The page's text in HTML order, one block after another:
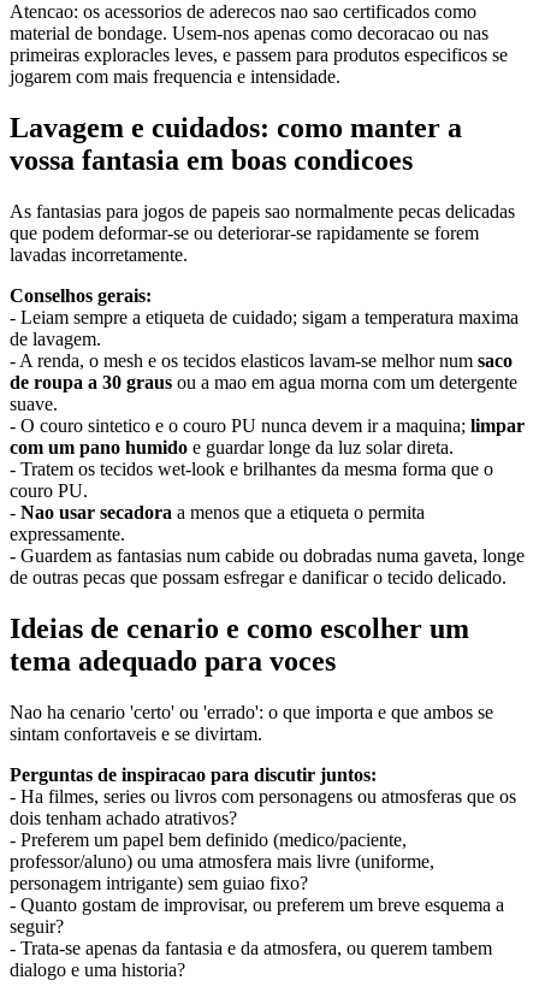
Atencao: os acessorios de aderecos nao sao certificados como
material de bondage. Usem-nos apenas como decoracao ou nas
primeiras exploracles leves, e passem para produtos especificos se
jogarem com mais frequencia e intensidade.
Lavagem e cuidados: como manter a
vossa fantasia em boas condicoes
As fantasias para jogos de papeis sao normalmente pecas delicadas
que podem deformar-se ou deteriorar-se rapidamente se forem
lavadas incorretamente.
Conselhos gerais:
- Leiam sempre a etiqueta de cuidado; sigam a temperatura maxima
de lavagem.
- A renda, o mesh e os tecidos elasticos lavam-se melhor num saco
de roupa a 30 graus ou a mao em agua morna com um detergente
suave.
- O couro sintetico e o couro PU nunca devem ir a maquina; limpar
com um pano humido e guardar longe da luz solar direta.
- Tratem os tecidos wet-look e brilhantes da mesma forma que o
couro PU.
- Nao usar secadora a menos que a etiqueta o permita
expressamente.
- Guardem as fantasias num cabide ou dobradas numa gaveta, longe
de outras pecas que possam esfregar e danificar o tecido delicado.
Ideias de cenario e como escolher um
tema adequado para voces
Nao ha cenario 'certo' ou 'errado': o que importa e que ambos se
sintam confortaveis e se divirtam.
Perguntas de inspiracao para discutir juntos:
- Ha filmes, series ou livros com personagens ou atmosferas que os
dois tenham achado atrativos?
- Preferem um papel bem definido (medico/paciente,
professor/aluno) ou uma atmosfera mais livre (uniforme,
personagem intrigante) sem guiao fixo?
- Quanto gostam de improvisar, ou preferem um breve esquema a
seguir?
- Trata-se apenas da fantasia e da atmosfera, ou querem tambem
dialogo e uma historia?